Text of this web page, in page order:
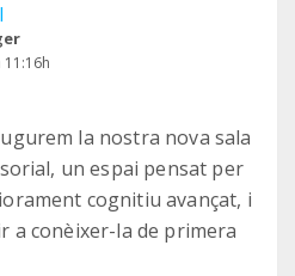
la nostra nova sala
un espai pensat per
cognitiu avançat, i
a conèixer-la de primera